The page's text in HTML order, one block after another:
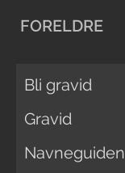
FORELDRE
Bli gravid
Gravid
Navneguiden